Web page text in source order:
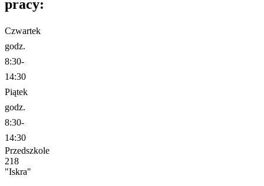
pracy:
Czwartek
godz.
8:30-
14:30
Piątek
godz.
8:30-
14:30
Przedszkole
218
"Iskra"